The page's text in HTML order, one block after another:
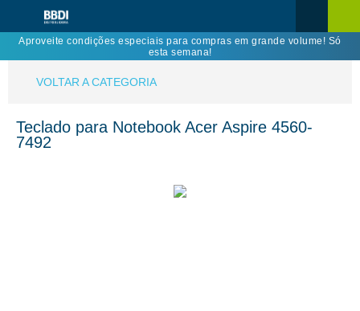
Aproveite condições especiais para compras em grande volume! Só
esta semana!
VOLTAR A CATEGORIA
Teclado para Notebook Acer Aspire 4560-
7492